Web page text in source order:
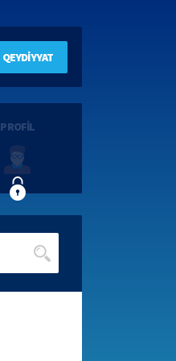
QEYDİYYAT
PROFİL